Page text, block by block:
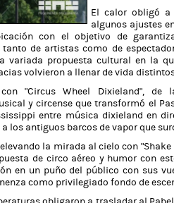
El calor obligó
algunos ajustes
con el objetivo de
de artistas como de
variada propuesta cultural en la
volvieron a llenar de vida
“Circus Wheel Dixieland”, de
y circense que transformó el
entre música dixieland en
los antiguos barcos de vapor que
la mirada al cielo con “Shake
de circo aéreo y humor con
en un puño del público con sus
como privilegiado fondo de